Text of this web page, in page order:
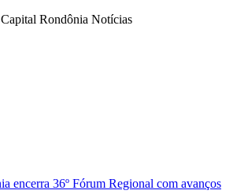
Capital Rondônia Notícias